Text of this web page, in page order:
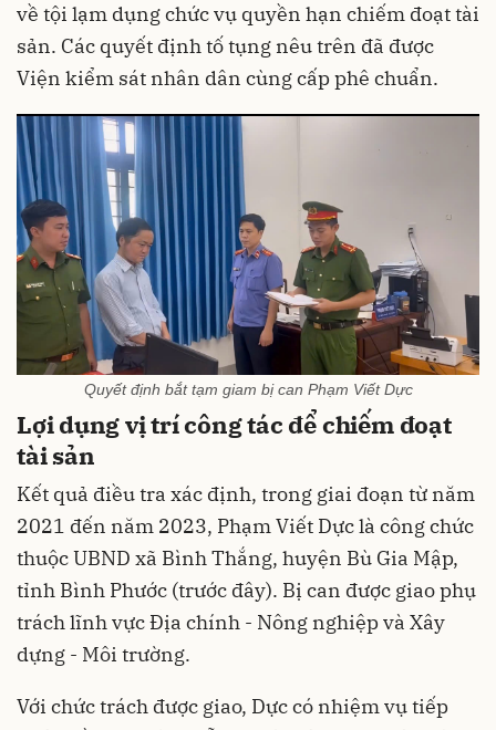
về tội lạm dụng chức vụ quyền hạn chiếm đoạt tài
sản. Các quyết định tố tụng nêu trên đã được
Viện kiểm sát nhân dân cùng cấp phê chuẩn.
Quyết định bắt tạm giam bị can Phạm Viết Dực
Lợi dụng vị trí công tác để chiếm đoạt
tài sản
Kết quả điều tra xác định, trong giai đoạn từ năm
2021 đến năm 2023, Phạm Viết Dực là công chức
thuộc UBND xã Bình Thắng, huyện Bù Gia Mập,
tỉnh Bình Phước (trước đây). Bị can được giao phụ
trách lĩnh vực Địa chính - Nông nghiệp và Xây
dựng - Môi trường.
Với chức trách được giao, Dực có nhiệm vụ tiếp